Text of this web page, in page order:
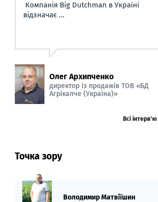
Компанія Big Dutchman в Україні
відзначає ...
Олег Архипченко
директор із продажів ТОВ «БД
Агрікалче (Україна)»
Всі інтерв’ю
Точка зору
Володимир Матвіїшин